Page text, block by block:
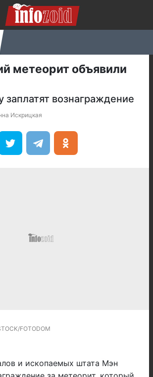
метеорит объявили
вознаграждение
Искрицкая
FOTODOM
и ископаемых штата Мэн